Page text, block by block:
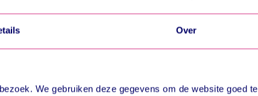
Over
We gebruiken deze gegevens om de website goed te